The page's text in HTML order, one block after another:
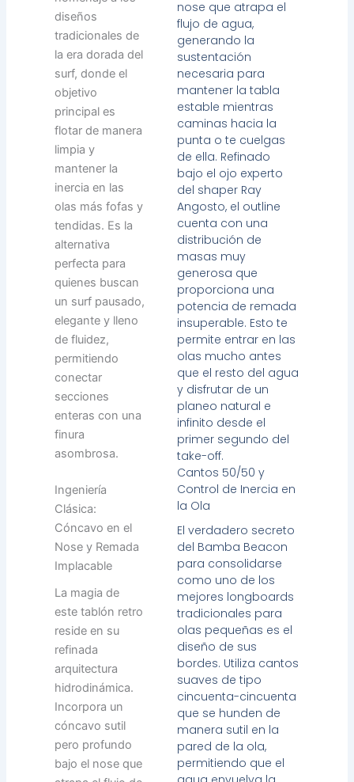
nose que atrapa el
flujo de agua,
generando la
sustentación
necesaria para
mantener la tabla
estable mientras
caminas hacia la
punta o te cuelgas
de ella. Refinado
bajo el ojo experto
del shaper Ray
Angosto, el outline
cuenta con una
distribución de
masas muy
generosa que
proporciona una
potencia de remada
insuperable. Esto te
permite entrar en las
olas mucho antes
que el resto del agua
y disfrutar de un
planeo natural e
infinito desde el
primer segundo del
take-off.
Cantos 50/50 y
Control de Inercia en
la Ola
El verdadero secreto
del Bamba Beacon
para consolidarse
como uno de los
mejores longboards
tradicionales para
olas pequeñas es el
diseño de sus
bordes. Utiliza cantos
suaves de tipo
cincuenta-cincuenta
que se hunden de
manera sutil en la
pared de la ola,
permitiendo que el
diseños
tradicionales de
la era dorada del
surf, donde el
objetivo
principal es
flotar de manera
limpia y
mantener la
inercia en las
olas más fofas y
tendidas. Es la
alternativa
perfecta para
quienes buscan
un surf pausado,
elegante y lleno
de fluidez,
permitiendo
conectar
secciones
enteras con una
finura
asombrosa.
Ingeniería
Clásica:
Cóncavo en el
Nose y Remada
Implacable
La magia de
este tablón retro
reside en su
refinada
arquitectura
hidrodinámica.
Incorpora un
cóncavo sutil
pero profundo
bajo el nose que